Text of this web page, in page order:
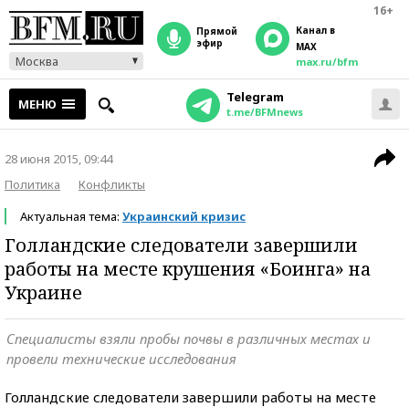
16+
Москва
прямой
эфир
Канал в
MAX
max.ru/bfm
МЕНЮ Telegram
t.me/BFMnews
28 июня 2015, 09:44
Политика
Конфликты
Актуальная тема: Украинский кризис
Голландские следователи завершили
работы на месте крушения «Боинга» на
Украине
Специалисты взяли пробы почвы в различных местах и
провели технические исследования
Голландские следователи завершили работы на месте